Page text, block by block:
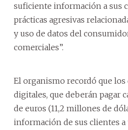
suficiente información a sus
prácticas agresivas
y uso de datos del
comerciales”.
El organismo recordó que los
digitales, que deberán pagar
de euros (11,2 millones de
información de sus clientes a